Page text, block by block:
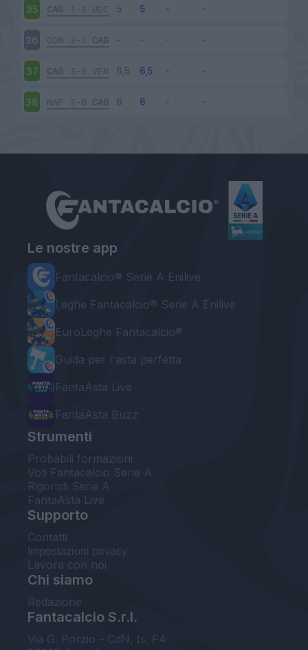
35 CAG 1-2 UDI
36 COM 3-1 CAG
37 CAG 3-0 VEN
38 NAP 2-0 CAG
Le nostre app
Fantacalcio® Serie A Enilive
Leghe Fantacalcio® Serie A Enilive
EuroLeghe Fantacalcio®
Guida per l'asta perfetta
FantaAsta Live
FantaAsta Buzz
Strumenti
Probabili formazioni
Voti Fantacalcio Serie A
Rigoristi Serie A
FantaAsta Live
Supporto
Contatti
Impostazioni privacy
Lavora con noi
Chi siamo
Redazione
Fantacalcio S.r.l.
Via G. Porzio - CdN, Is. F4